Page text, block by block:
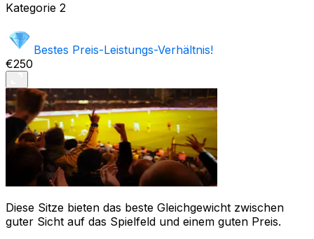
Kategorie 2
Bestes Preis-Leistungs-Verhältnis!
€250
Diese Sitze bieten das beste Gleichgewicht zwischen
guter Sicht auf das Spielfeld und einem guten Preis.